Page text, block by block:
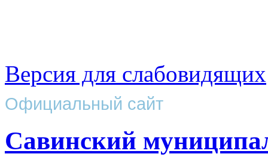
Версия для слабовидящих
Официальный сайт
Савинский